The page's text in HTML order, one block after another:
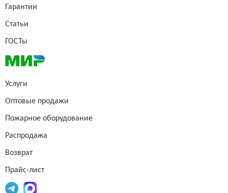
Гарантии
Статьи
ГОСТы
Услуги
Оптовые продажи
Пожарное оборудование
Распродажа
Возврат
Прайс-лист